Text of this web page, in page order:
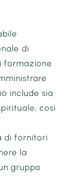
di
formazione
include sia
così
di fornitori
la
gruppo